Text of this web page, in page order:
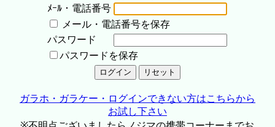
ﾒｰﾙ・電話番号
メール・電話番号を保存
パスワード
パスワードを保存
ガラホ・ガラケー・ログインできない方はこちらから
お試し下さい